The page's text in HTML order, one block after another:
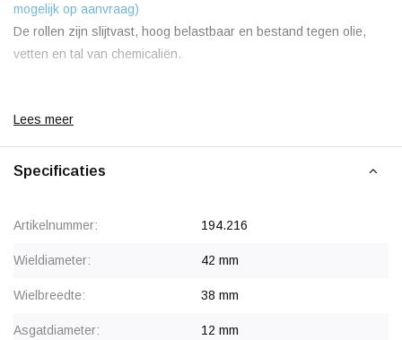
mogelijk op aanvraag)
De rollen zijn slijtvast, hoog belastbaar en bestand tegen olie,
vetten en tal van chemicaliën.
Korting vanaf 24 stuks
voor een offerte.
Lees meer
Specificaties
Artikelnummer: 194.216
Wieldiameter: 42 mm
Wielbreedte: 38 mm
Asgatdiameter: 12 mm